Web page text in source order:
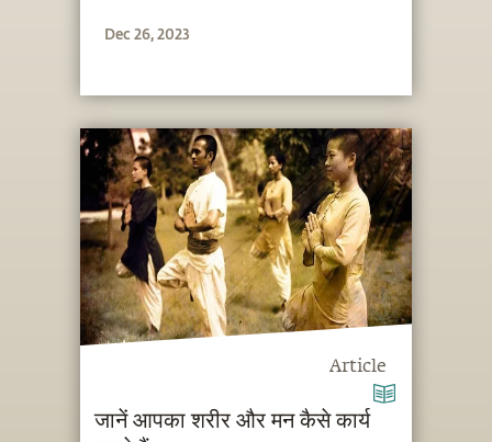
Dec 26, 2023
Article
जानें आपका शरीर और मन कैसे कार्य